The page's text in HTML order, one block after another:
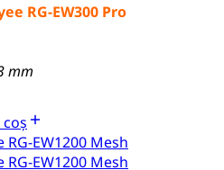
RG-EW300 Pro
mm